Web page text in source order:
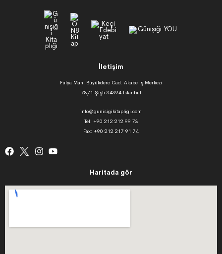
İletişim
Fulya Mah. Büyükdere Cad. Akabe İş Merkezi
78/1 Şişli 34394 İstanbul
info@gunisigikitapligi.com
Tel: +90 212 212 99 73
Fax: +90 212 217 91 74
Haritada gör